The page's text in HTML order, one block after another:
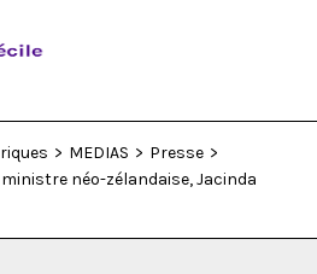
> MEDIAS > Presse >
néo-zélandaise, Jacinda